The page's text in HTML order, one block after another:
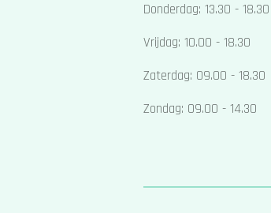
Donderdag: 13.30 - 18.30
Vrijdag: 10.00 - 18.30
Zaterdag: 09.00 - 18.30
Zondag: 09.00 - 14.30